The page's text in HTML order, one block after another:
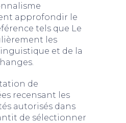
approfondir le
tels que Le
les
et de la
de
recensant les
autorisés dans
de sélectionner